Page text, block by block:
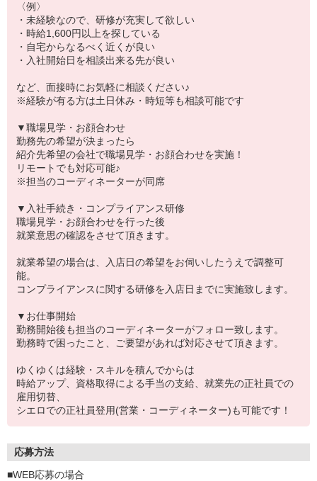
〈例〉
・未経験なので、研修が充実して欲しい
・時給1,600円以上を探している
・自宅からなるべく近くが良い
・入社開始日を相談出来る先が良い
など、面接時にお気軽に相談ください♪
※経験が有る方は土日休み・時短等も相談可能です
▼職場見学・お顔合わせ
勤務先の希望が決まったら
紹介先希望の会社で職場見学・お顔合わせを実施！
リモートでも対応可能♪
※担当のコーディネーターが同席
▼入社手続き・コンプライアンス研修
職場見学・お顔合わせを行った後
就業意思の確認をさせて頂きます。
就業希望の場合は、入店日の希望をお伺いしたうえで調整可
能。
コンプライアンスに関する研修を入店日までに実施致します。
▼お仕事開始
勤務開始後も担当のコーディネーターがフォロー致します。
勤務時で困ったこと、ご要望があれば対応させて頂きます。
ゆくゆくは経験・スキルを積んでからは
時給アップ、資格取得による手当の支給、就業先の正社員での
雇用切替、
シエロでの正社員登用(営業・コーディネーター)も可能です！
応募方法
■WEB応募の場合